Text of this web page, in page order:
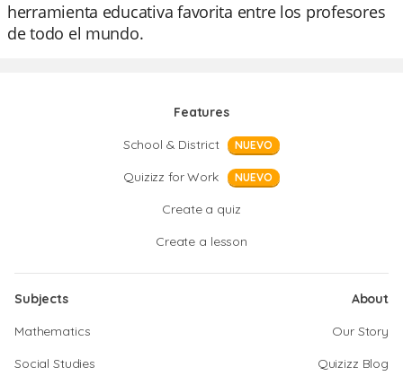
herramienta educativa favorita entre los profesores
de todo el mundo.
Features
School & District
NUEVO
Quizizz for Work NUEVO
Create a quiz
Create a lesson
Subjects
Mathematics
Social Studies
About
Our Story
Quizizz Blog